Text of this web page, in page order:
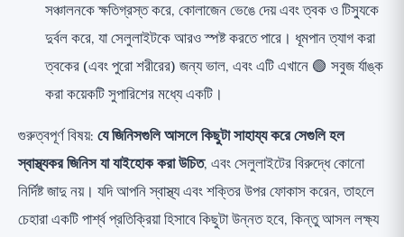
সঞ্চালনকে ক্ষতিগ্রস্ত করে, কোলাজেন ভেঙে দেয় এবং ত্বক ও টিস্যুকে
দুর্বল করে, যা সেলুলাইটকে আরও স্পষ্ট করতে পারে। ধূমপান ত্যাগ করা
ত্বকের (এবং পুরো শরীরের) জন্য ভাল, এবং এটি এখানে 🟢 সবুজ র্যাঙ্ক
করা কয়েকটি সুপারিশের মধ্যে একটি।
গুরুত্বপূর্ণ বিষয়: যে জিনিসগুলি আসলে কিছুটা সাহায্য করে সেগুলি হল
স্বাস্থ্যকর জিনিস যা যাইহোক করা উচিত, এবং সেলুলাইটের বিরুদ্ধে কোনো
নির্দিষ্ট জাদু নয়। যদি আপনি স্বাস্থ্য এবং শক্তির উপর ফোকাস করেন, তাহলে
চেহারা একটি পার্শ্ব প্রতিক্রিয়া হিসাবে কিছুটা উন্নত হবে, কিন্তু আসল লক্ষ্য